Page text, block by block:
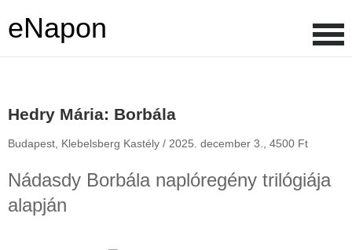
eNapon
Hedry Mária: Borbála
Budapest, Klebelsberg Kastély / 2025. december 3., 4500 Ft
Nádasdy Borbála naplóregény trilógiája
alapján